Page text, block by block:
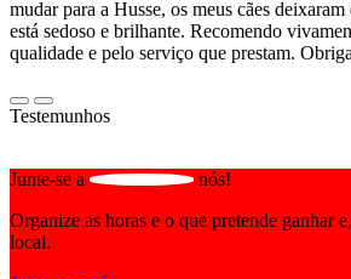
mudar para a Husse, os meus cães
está sedoso e brilhante. Recomendo
qualidade e pelo serviço que prestam.
Testemunhos
Junte-se a
nós!
Organize as horas e o que pretende ganhar
local.